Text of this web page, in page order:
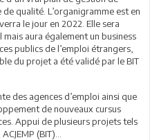
qualité. L’organigramme est en
le jour en 2022. Elle sera
aura également un business
publics de l’emploi étrangers,
du projet a été validé par le BIT
des agences d’emploi ainsi que
de nouveaux cursus
Appui de plusieurs projets tels
(BIT)…